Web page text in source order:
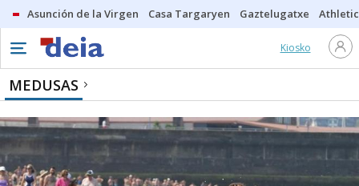
Asunción de la Virgen Casa Targaryen Gaztelugatxe Athletic
Kiosko
MEDUSAS